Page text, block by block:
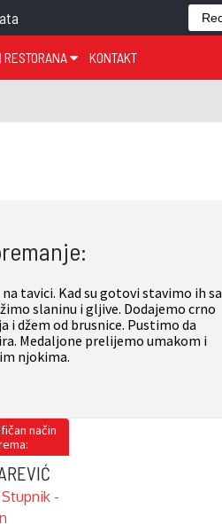
ZAGORSKA ŽUPANIJA
ŽUPANIJA
ŽUPANIJA
ŽUPANIJA
ŽUPANIJA
NERETVANSKA ŽUPANIJA
GASTRO REGIJE
RESTORANA KONTAKT
tavici. Kad su gotovi stavimo ih sa
slaninu i gljive. Dodajemo crno
i džem od brusnice. Pustimo da
Medaljone prelijemo umakom i
njokima.
način
-